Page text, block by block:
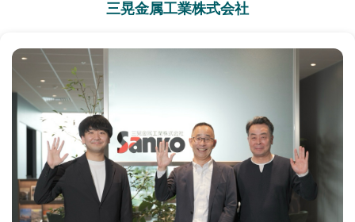
三晃金属工業株式会社